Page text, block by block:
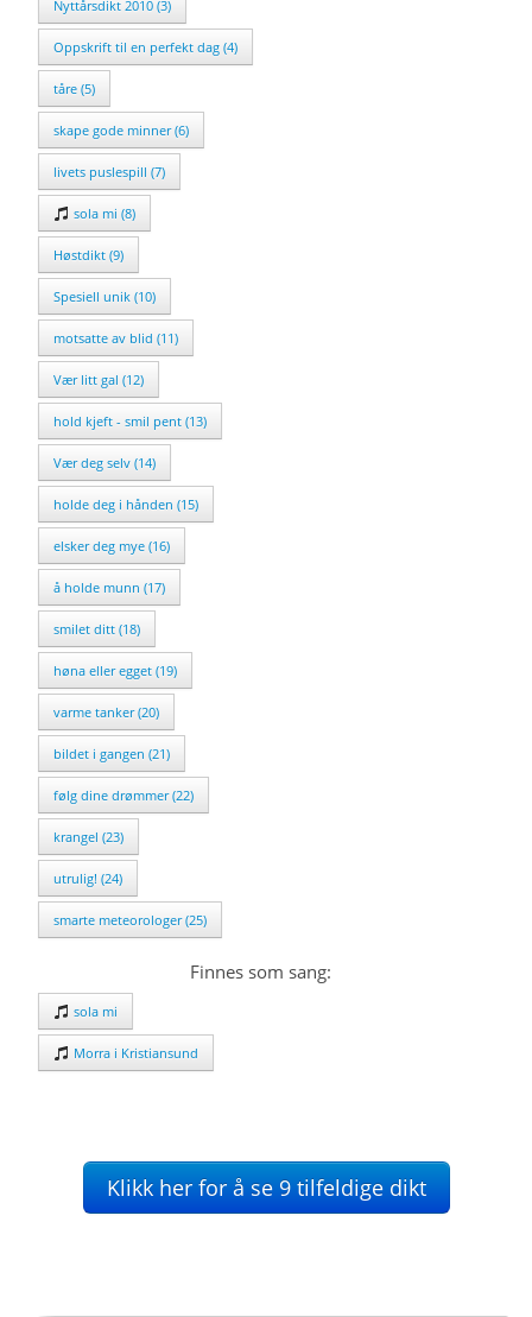
Nyttårsdikt 2010 (3)
Oppskrift til en perfekt dag (4)
tåre (5)
skape gode minner (6)
livets puslespill (7)
sola mi (8)
Høstdikt (9)
Spesiell unik (10)
motsatte av blid (11)
Vær litt gal (12)
hold kjeft - smil pent (13)
Vær deg selv (14)
holde deg i hånden (15)
elsker deg mye (16)
å holde munn (17)
smilet ditt (18)
høna eller egget (19)
varme tanker (20)
bildet i gangen (21)
følg dine drømmer (22)
krangel (23)
utrulig! (24)
smarte meteorologer (25)
Finnes som sang:
sola mi
Morra i Kristiansund
Klikk her for å se 9 tilfeldige dikt